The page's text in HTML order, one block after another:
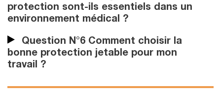
protection sont-ils essentiels dans un
environnement médical ?
Question N°6 Comment choisir la
bonne protection jetable pour mon
travail ?